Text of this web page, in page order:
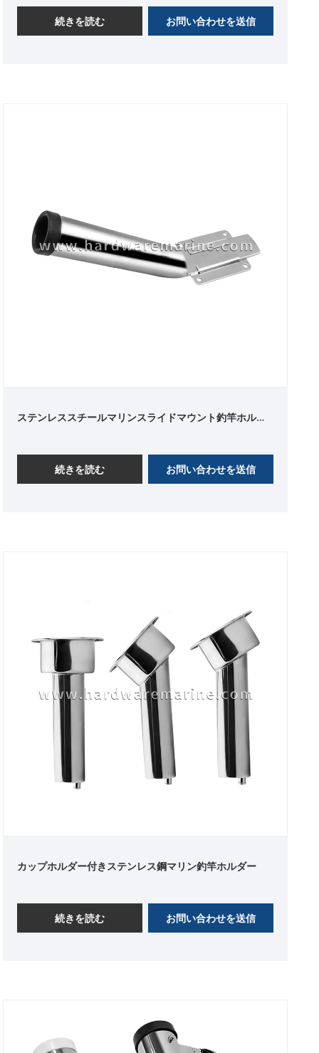
続きを読む お問い合わせを送信
ステンレススチールマリンスライドマウント釣竿ホルダ
続きを読む お問い合わせを送信
カップホルダー付きステンレス鋼マリン釣竿ホルダー
続きを読む お問い合わせを送信